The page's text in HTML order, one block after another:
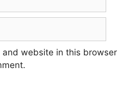
and website in this browser